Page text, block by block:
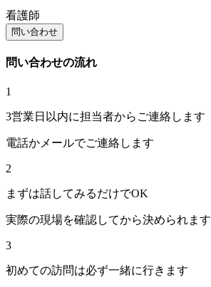
看護師
問い合わせ
問い合わせの流れ
1
3営業日以内に担当者からご連絡します
電話かメールでご連絡します
2
まずは話してみるだけでOK
実際の現場を確認してから決められます
3
初めての訪問は必ず一緒に行きます